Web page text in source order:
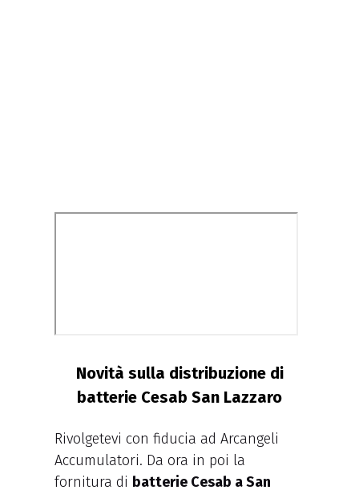
Novità sulla distribuzione di
batterie Cesab San Lazzaro
Rivolgetevi con fiducia ad Arcangeli
Accumulatori. Da ora in poi la
fornitura di batterie Cesab a San